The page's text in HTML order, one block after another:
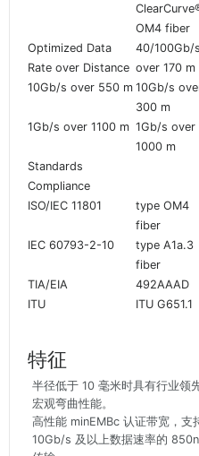
OM4 fiber
Optimized Data
Rate over Distance
40/100Gb/s
over 170 m
10Gb/s over 550 m 10Gb/s
300 m
1Gb/s over 1100 m 1Gb/s over
1000 m
Standards
Compliance
ISO/IEC 11801
type OM4
fiber
IEC 60793-2-10
type A1a.3
fiber
TIA/EIA 492AAAD
ITU
ITU G651.1
特征
半径低于 10 毫米时具有行业领
宏观弯曲性能。
高性能 minEMBc 认证带宽，支
10Gb/s 及以上数据速率的